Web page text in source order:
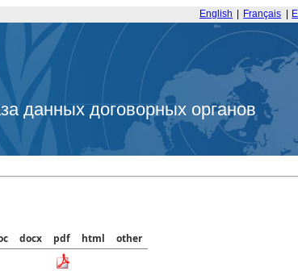
English Français
данных договорных органов
docx pdf html
other